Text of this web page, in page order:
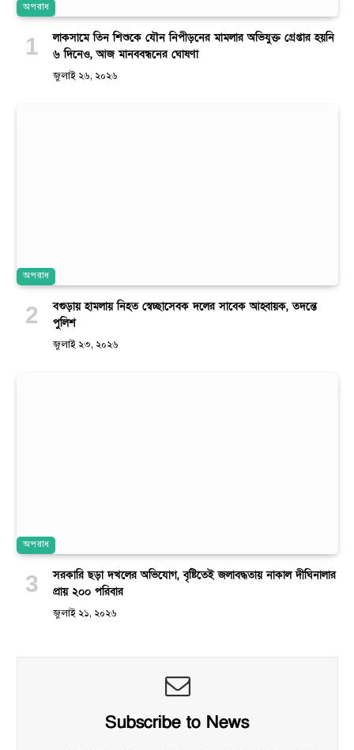
অপরাধ
লাকসামে তিন শিশুকে যৌন নিপীড়নের মামলার অভিযুক্ত গ্রেপ্তার হয়নি
৬ দিনেও, আজ মানববন্ধনের ঘোষণা
জুলাই ২৬, ২০২৬
অপরাধ
বগুড়ায় হামলায় নিহত স্বেচ্ছাসেবক দলের সাবেক আহ্বায়ক, তদন্তে
পুলিশ
জুলাই ২৩, ২০২৬
অপরাধ
সরকারি ছড়া দখলের অভিযোগ, বৃষ্টিতেই জলাবদ্ধতায় নাকাল দীঘিনালার
প্রায় ২০০ পরিবার
জুলাই ২১, ২০২৬
Subscribe to News